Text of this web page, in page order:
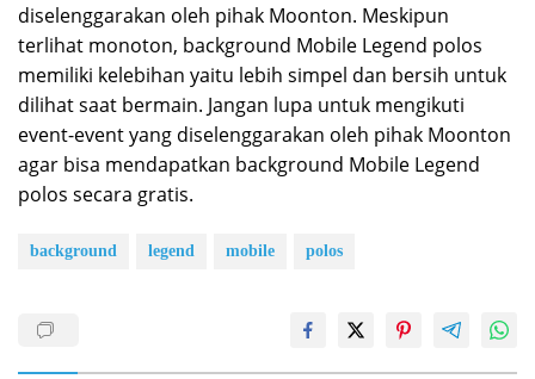
diselenggarakan oleh pihak Moonton. Meskipun
terlihat monoton, background Mobile Legend polos
memiliki kelebihan yaitu lebih simpel dan bersih untuk
dilihat saat bermain. Jangan lupa untuk mengikuti
event-event yang diselenggarakan oleh pihak Moonton
agar bisa mendapatkan background Mobile Legend
polos secara gratis.
background legend mobile polos